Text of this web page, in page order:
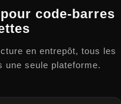
code-barres
en entrepôt, tous les
une seule plateforme.